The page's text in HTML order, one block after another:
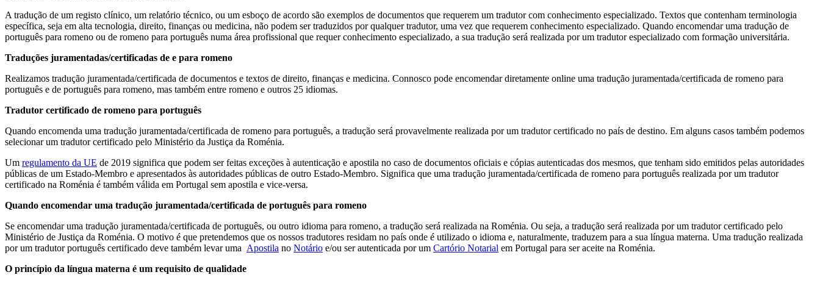
A tradução de um registo clínico, um relatório técnico, ou um esboço de acordo são exemplos de documentos que requerem um tradutor com conhecimento especializado. Textos que contenham terminologia
específica, seja em alta tecnologia, direito, finanças ou medicina, não podem ser traduzidos por qualquer tradutor, uma vez que requerem conhecimento especializado. Quando encomendar uma tradução de
português para romeno ou de romeno para português numa área profissional que requer conhecimento especializado, a sua tradução será realizada por um tradutor especializado com formação universitária.
Traduções juramentadas/certificadas de e para romeno
Realizamos tradução juramentada/certificada de documentos e textos de direito, finanças e medicina. Connosco pode encomendar diretamente online uma tradução juramentada/certificada de romeno para
português e de português para romeno, mas também entre romeno e outros 25 idiomas.
Tradutor certificado de romeno para português
Quando encomenda uma tradução juramentada/certificada de romeno para português, a tradução será provavelmente realizada por um tradutor certificado no país de destino. Em alguns casos também podemos
selecionar um tradutor certificado pelo Ministério da Justiça da Roménia.
Um regulamento da UE de 2019 significa que podem ser feitas exceções à autenticação e apostila no caso de documentos oficiais e cópias autenticadas dos mesmos, que tenham sido emitidos pelas autoridades
públicas de um Estado-Membro e apresentados às autoridades públicas de outro Estado-Membro. Significa que uma tradução juramentada/certificada de romeno para português realizada por um tradutor
certificado na Roménia é também válida em Portugal sem apostila e vice-versa.
Quando encomendar uma tradução juramentada/certificada de português para romeno
Se encomendar uma tradução juramentada/certificada de português, ou outro idioma para romeno, a tradução será realizada na Roménia. Ou seja, a tradução será realizada por um tradutor certificado pelo
Ministério de Justiça da Roménia. O motivo é que pretendemos que os nossos tradutores residam no país onde é utilizado o idioma e, naturalmente, traduzem para a sua língua materna. Uma tradução realizada
por um tradutor português certificado deve também levar uma Apostila no Notário e/ou ser autenticada por um Cartório Notarial em Portugal para ser aceite na Roménia.
O princípio da língua materna é um requisito de qualidade